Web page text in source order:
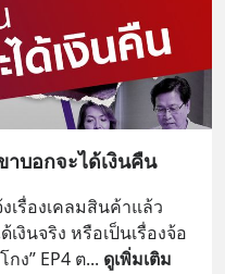
าบอกจะได้เงินคืน
เรื่องเคลมสินค้าแล้ว
งินจริง หรือเป็นเรื่องจ้อ
ง” EP4 ต... ดูเพิ่มเติม